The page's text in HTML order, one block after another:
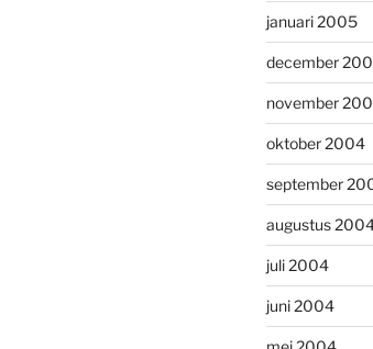
januari 2005
december
november
oktober 2004
september
augustus
juli 2004
juni 2004